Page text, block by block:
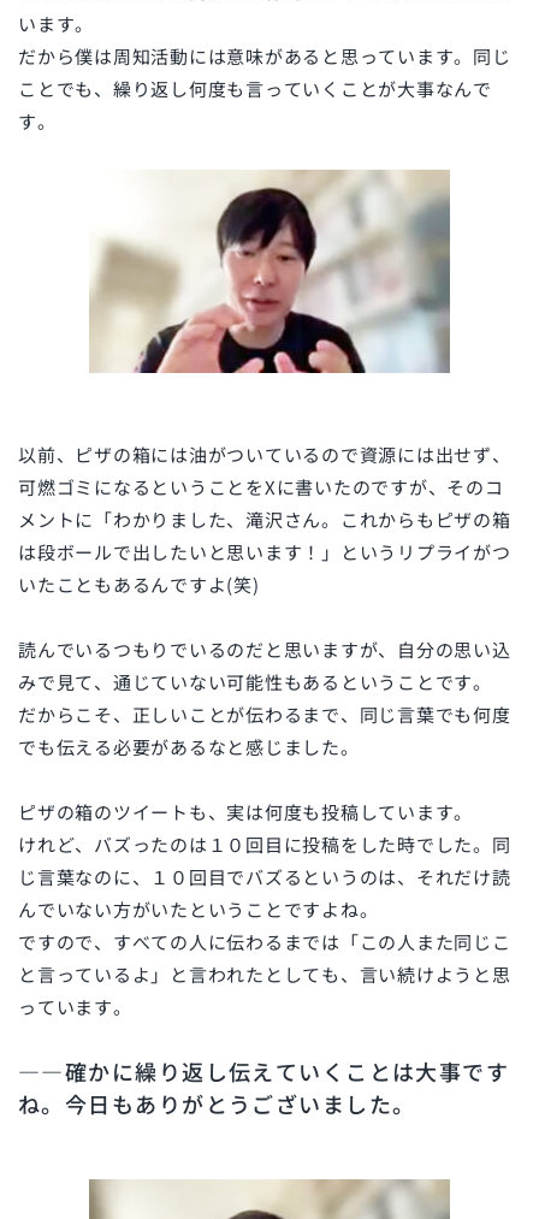
います。
だから僕は周知活動には意味があると思っています。同じ
ことでも、繰り返し何度も言っていくことが大事なんで
す。
以前、ピザの箱には油がついているので資源には出せず、
可燃ゴミになるということをXに書いたのですが、そのコ
メントに「わかりました、滝沢さん。これからもピザの箱
は段ボールで出したいと思います！」というリプライがつ
いたこともあるんですよ(笑)
読んでいるつもりでいるのだと思いますが、自分の思い込
みで見て、通じていない可能性もあるということです。
だからこそ、正しいことが伝わるまで、同じ言葉でも何度
でも伝える必要があるなと感じました。
ピザの箱のツイートも、実は何度も投稿しています。
けれど、バズったのは１０回目に投稿をした時でした。同
じ言葉なのに、１０回目でバズるというのは、それだけ読
んでいない方がいたということですよね。
ですので、すべての人に伝わるまでは「この人また同じこ
と言っているよ」と言われたとしても、言い続けようと思
っています。
――確かに繰り返し伝えていくことは大事です
ね。今日もありがとうございました。